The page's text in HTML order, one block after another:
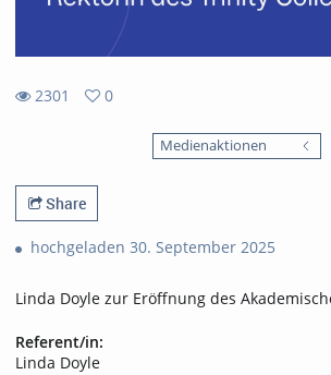
2301
0
Medienaktionen
Share
hochgeladen 30. September 2025
Linda Doyle zur Eröffnung des
Referent/in:
Linda Doyle